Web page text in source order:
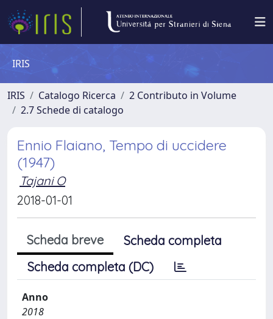
IRIS
IRIS Catalogo Ricerca
2 Contributo in Volume
2.7 Schede di catalogo
Ennio Flaiano, Tempo di uccidere
(1947)
Tajani O
2018-01-01
Scheda breve
Scheda completa
Scheda completa (DC)
Anno
2018